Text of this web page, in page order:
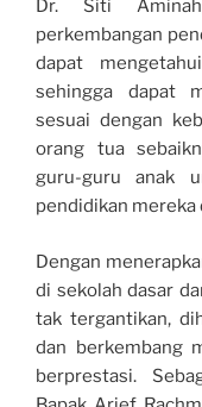
Dr. Siti
perkembangan
dapat
sehingga dapat
sesuai dengan
orang tua
guru-guru anak
pendidikan mereka
Dengan
di sekolah dasar
tak tergantikan,
dan berkembang
berprestasi.